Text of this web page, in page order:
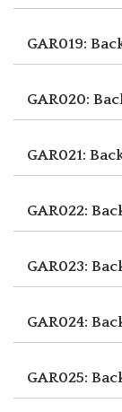
GAR019:
GAR020:
GAR021:
GAR022:
GAR023:
GAR024:
GAR025: